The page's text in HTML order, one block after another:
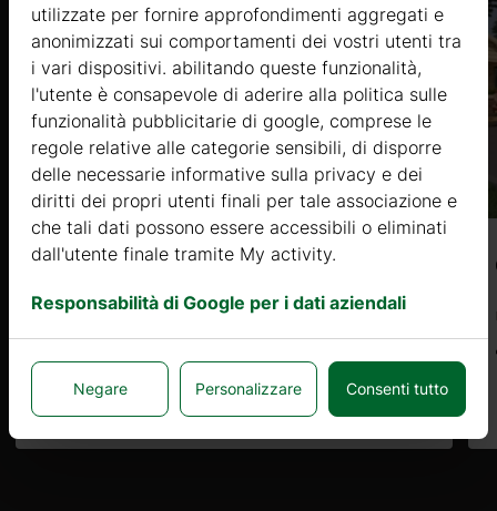
OLMO 22 (44mm) 3,9×5,7m, 22㎡
Prezzo da
4028 €
utilizzate per fornire approfondimenti aggregati e
anonimizzati sui comportamenti dei vostri utenti tra
i vari dispositivi. abilitando queste funzionalità,
l'utente è consapevole di aderire alla politica sulle
funzionalità pubblicitarie di google, comprese le
regole relative alle categorie sensibili, di disporre
delle necessarie informative sulla privacy e dei
diritti dei propri utenti finali per tale associazione e
che tali dati possono essere accessibili o eliminati
dall'utente finale tramite My activity.
Responsabilità di Google per i dati aziendali
Negare Personalizzare Consenti tutto